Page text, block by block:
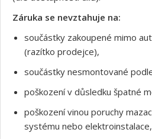
Záruka se nevztahuje na:
součástky zakoupené mimo
(razítko prodejce),
součástky nesmontované
poškození v důsledku špatné
poškození vinou poruchy
systému nebo elektroinstalace,